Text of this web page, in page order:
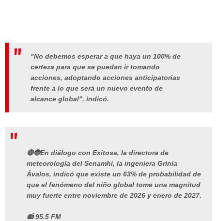
"No debemos esperar a que haya un 100% de
certeza para que se puedan ir tomando
acciones, adoptando acciones anticipatorias
frente a lo que será un nuevo evento de
alcance global", indicó.
🔴🔵En diálogo con Exitosa, la directora de
meteorología del Senamhi, la ingeniera Grinia
Ávalos, indicó que existe un 63% de probabilidad de
que el fenómeno del niño global tome una magnitud
muy fuerte entre noviembre de 2026 y enero de 2027.
📻 95.5 FM